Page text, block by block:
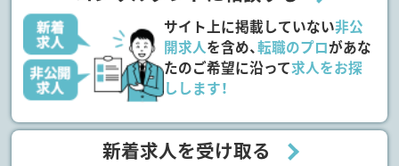
サイト上に掲載していない非公
開求人を含め、転職のプロがあな
たのご希望に沿って求人をお探
しします！
新着求人を受け取る